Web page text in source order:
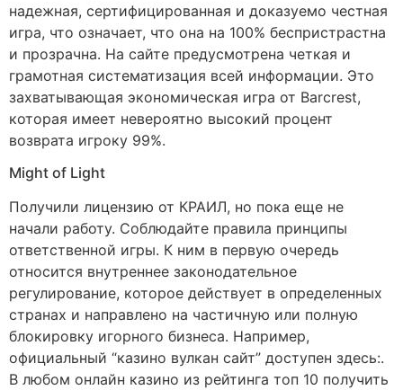
надежная, сертифицированная и доказуемо честная
игра, что означает, что она на 100% беспристрастна
и прозрачна. На сайте предусмотрена четкая и
грамотная систематизация всей информации. Это
захватывающая экономическая игра от Barcrest,
которая имеет невероятно высокий процент
возврата игроку 99%.
Might of Light
Получили лицензию от КРАИЛ, но пока еще не
начали работу. Соблюдайте правила принципы
ответственной игры. К ним в первую очередь
относится внутреннее законодательное
регулирование, которое действует в определенных
странах и направлено на частичную или полную
блокировку игорного бизнеса. Например,
официальный “казино вулкан сайт” доступен здесь:.
В любом онлайн казино из рейтинга топ 10 получить